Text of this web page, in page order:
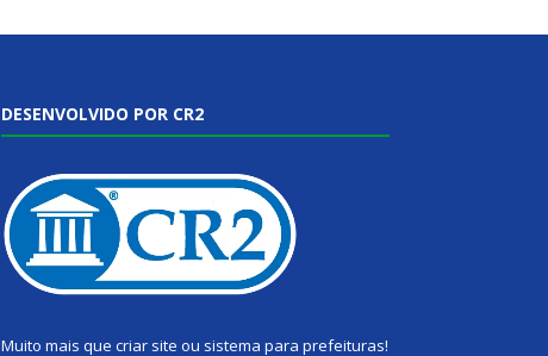
DESENVOLVIDO POR CR2
Muito mais que criar site ou sistema para prefeituras!